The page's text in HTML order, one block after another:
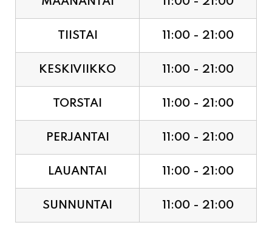
KESKIVIIKKO 11:00 - 21:00
TORSTAI 11:00 - 21:00
PERJANTAI 11:00 - 21:00
LAUANTAI 11:00 - 21:00
SUNNUNTAI 11:00 - 21:00